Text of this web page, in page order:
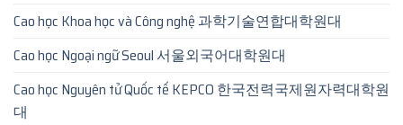
Cao học Khoa học và Công nghệ 과학기술연합대학원대
Cao học Ngoại ngữ Seoul 서울외국어대학원대
Cao học Nguyên tử Quốc tế KEPCO 한국전력국제원자력대학원
대